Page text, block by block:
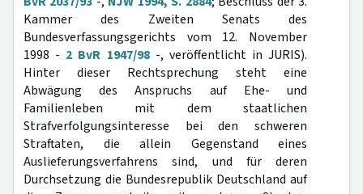
Kammer des Zweiten Senats des
Bundesverfassungsgerichts vom 12. November
1998 - 2 BvR 1947/98-, veröffentlicht in JURIS).
Hinter dieser Rechtsprechung steht eine
Abwägung des Anspruchs auf Ehe- und
Familienleben mit dem staatlichen
Strafverfolgungsinteresse bei den schweren
Straftaten, die allein Gegenstand eines
Auslieferungsverfahrens sind, und für deren
Durchsetzung die Bundesrepublik Deutschland auf